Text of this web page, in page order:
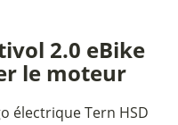
2.0 eBike
le moteur
électrique Tern HSD